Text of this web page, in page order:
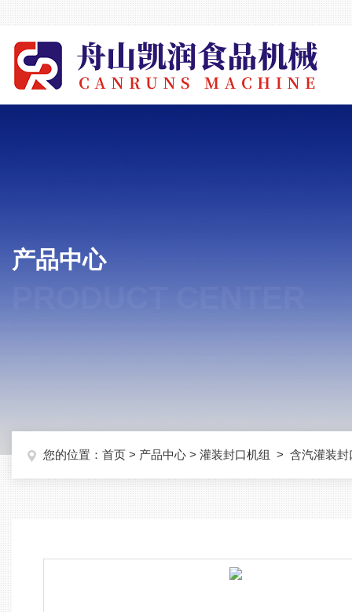
产品中心
您的位置： 首页 > 产品中心 > 灌装封口机组 > 含汽灌装封